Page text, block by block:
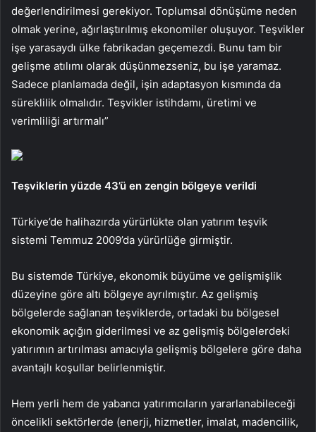
değerlendirilmesi gerekiyor. Toplumsal dönüşüme neden
olmak yerine, ağırlaştırılmış ekonomiler oluşuyor. Teşvikler
işe yarasaydı ülke fabrikadan geçemezdi. Bunu tam bir
gelişme atılımı olarak düşünmezseniz, bu işe yaramaz.
Sadece planlamada değil, işin adaptasyon kısmında da
süreklilik olmalıdır. Teşvikler istihdamı, üretimi ve
verimliliği artırmalı”
Teşviklerin yüzde 43’ü en zengin bölgeye verildi
Türkiye’de halihazırda yürürlükte olan yatırım teşvik
sistemi Temmuz 2009’da yürürlüğe girmiştir.
Bu sistemde Türkiye, ekonomik büyüme ve gelişmişlik
düzeyine göre altı bölgeye ayrılmıştır. Az gelişmiş
bölgelerde sağlanan teşviklerde, ortadaki bu bölgesel
ekonomik açığın giderilmesi ve az gelişmiş bölgelerdeki
yatırımın artırılması amacıyla gelişmiş bölgelere göre daha
avantajlı koşullar belirlenmiştir.
Hem yerli hem de yabancı yatırımcıların yararlanabileceği
öncelikli sektörlerde (enerji, hizmetler, imalat, madencilik,